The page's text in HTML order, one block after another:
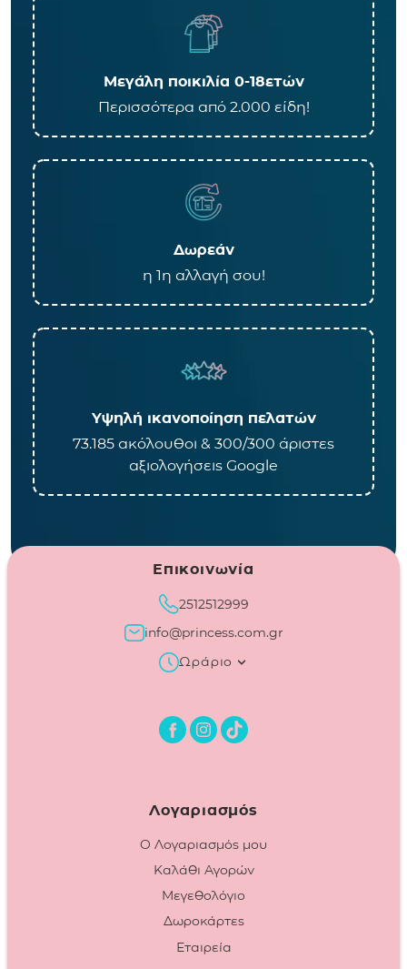
Μεγάλη ποικιλία 0-18ετών
Περισσότερα από 2.000 είδη!
Δωρεάν
η 1η αλλαγή σου!
Υψηλή ικανοποίηση πελατών
73.185 ακόλουθοι & 300/300 άριστες
αξιολογήσεις Google
Επικοινωνία
2512512999
info@princess.com.gr
Ωράριο
Λογαριασμός
Ο Λογαριασμός μου
Καλάθι Αγορών
Μεγεθολόγιο
Δωροκάρτες
Εταιρεία